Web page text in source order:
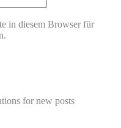
in diesem Browser für
for new posts